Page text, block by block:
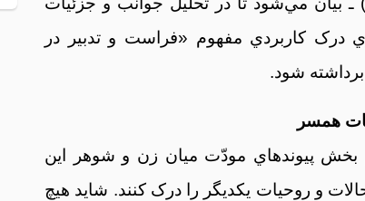
درک کاربردي مفهوم «فراست و تدبير در
شود.
بخش پيوندهاي مودّت ميان زن و شوهر اين
و روحيات يکديگر را درک کنند. شايد هيچ